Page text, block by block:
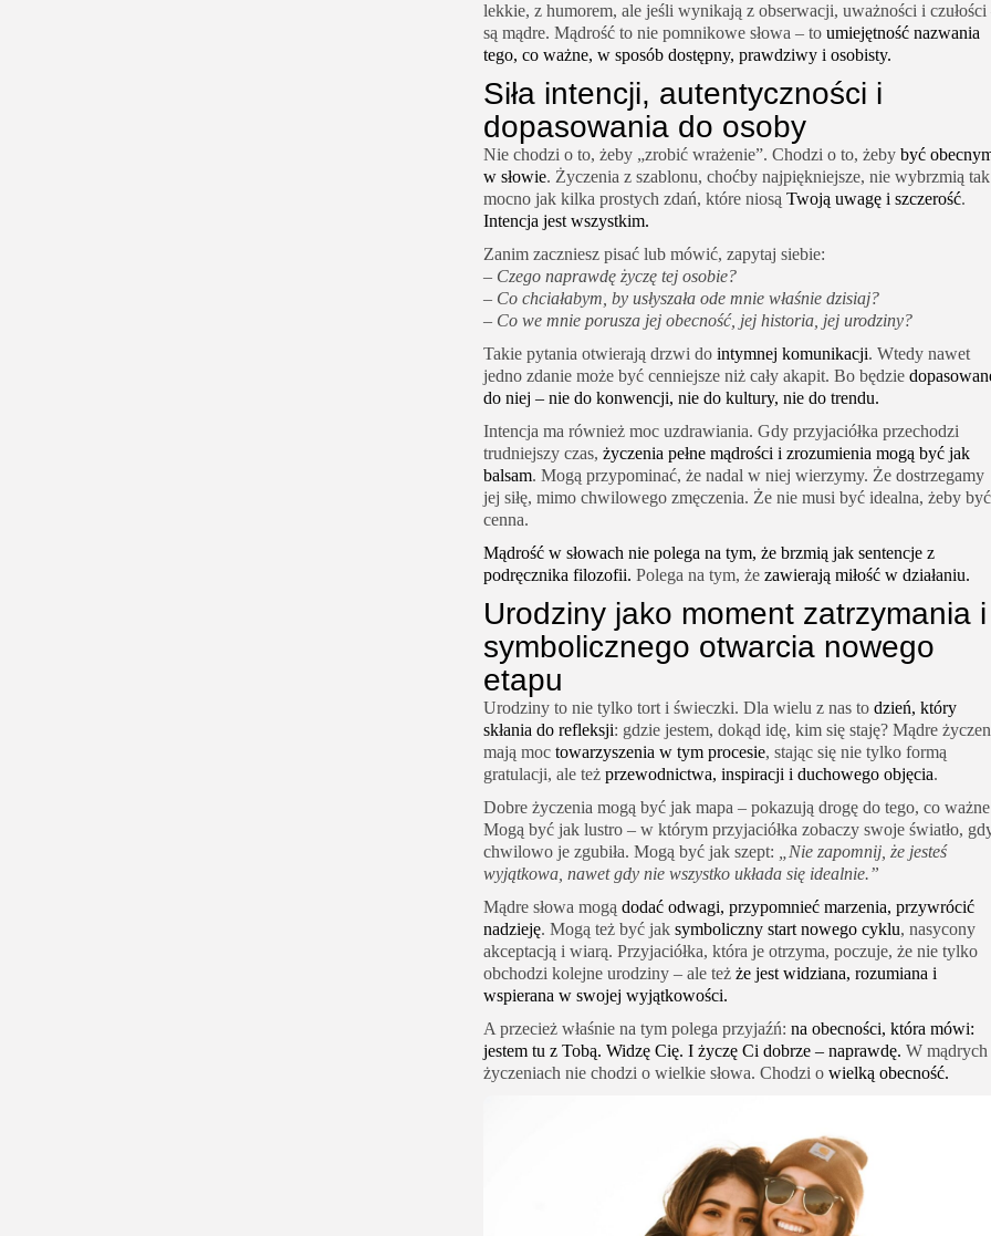
lekkie, z humorem, ale jeśli wynikają z obserwacji, uważności i czułości
są mądre. Mądrość to nie pomnikowe słowa – to umiejętność nazwania
tego, co ważne, w sposób dostępny, prawdziwy i osobisty.
Siła intencji, autentyczności i
dopasowania do osoby
Nie chodzi o to, żeby „zrobić wrażenie”. Chodzi o to, żeby być
w słowie. Życzenia z szablonu, choćby najpiękniejsze, nie wybrzmią tak
mocno jak kilka prostych zdań, które niosą Twoją uwagę i szczerość.
Intencja jest wszystkim.
Zanim zaczniesz pisać lub mówić, zapytaj siebie:
– Czego naprawdę życzę tej osobie?
– Co chciałabym, by usłyszała ode mnie właśnie dzisiaj?
– Co we mnie porusza jej obecność, jej historia, jej urodziny?
Takie pytania otwierają drzwi do intymnej komunikacji. Wtedy nawet
jedno zdanie może być cenniejsze niż cały akapit. Bo będzie
do niej – nie do konwencji, nie do kultury, nie do trendu.
Intencja ma również moc uzdrawiania. Gdy przyjaciółka przechodzi
trudniejszy czas, życzenia pełne mądrości i zrozumienia mogą być jak
balsam. Mogą przypominać, że nadal w niej wierzymy. Że dostrzegamy
jej siłę, mimo chwilowego zmęczenia. Że nie musi być idealna, żeby być
cenna.
Mądrość w słowach nie polega na tym, że brzmią jak sentencje z
podręcznika filozofii. Polega na tym, że zawierają miłość w działaniu.
Urodziny jako moment zatrzymania i
symbolicznego otwarcia nowego
etapu
Urodziny to nie tylko tort i świeczki. Dla wielu z nas to dzień, który
skłania do refleksji: gdzie jestem, dokąd idę, kim się staję? Mądre
mają moc towarzyszenia w tym procesie, stając się nie tylko formą
gratulacji, ale też przewodnictwa, inspiracji i duchowego objęcia.
Dobre życzenia mogą być jak mapa – pokazują drogę do tego, co
Mogą być jak lustro – w którym przyjaciółka zobaczy swoje światło,
chwilowo je zgubiła. Mogą być jak szept:
„Nie zapomnij, że jesteś
wyjątkowa, nawet gdy nie wszystko układa się idealnie.”
Mądre słowa mogą dodać odwagi, przypomnieć marzenia, przywrócić
nadzieję. Mogą też być jak symboliczny start nowego cyklu, nasycony
akceptacją i wiarą. Przyjaciółka, która je otrzyma, poczuje, że nie tylko
obchodzi kolejne urodziny – ale też że jest widziana, rozumiana i
wspierana w swojej wyjątkowości.
A przecież właśnie na tym polega przyjaźń: na obecności, która mówi:
jestem tu z Tobą. Widzę Cię. I życzę Ci dobrze – naprawdę. W mądrych
życzeniach nie chodzi o wielkie słowa. Chodzi o wielką obecność.